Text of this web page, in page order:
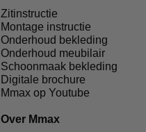
Zitinstructie
Montage instructie
Onderhoud bekleding
Onderhoud meubilair
Schoonmaak bekleding
Digitale brochure
Mmax op Youtube
Over Mmax